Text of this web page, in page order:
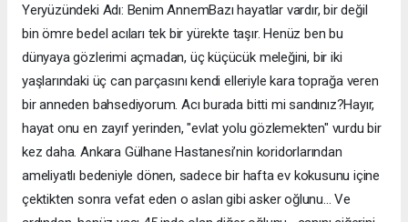
Yeryüzündeki Adı: Benim Annem ​Bazı hayatlar vardır, bir değil
bin ömre bedel acıları tek bir yürekte taşır. Henüz ben bu
dünyaya gözlerimi açmadan, üç küçücük meleğini, bir iki
yaşlarındaki üç can parçasını kendi elleriyle kara toprağa veren
bir anneden bahsediyorum. Acı burada bitti mi sandınız? ​Hayır,
hayat onu en zayıf yerinden, "evlat yolu gözlemekten" vurdu bir
kez daha. Ankara Gülhane Hastanesi’nin koridorlarından
ameliyatlı bedeniyle dönen, sadece bir hafta ev kokusunu içine
çektikten sonra vefat eden o aslan gibi asker oğlunu... Ve